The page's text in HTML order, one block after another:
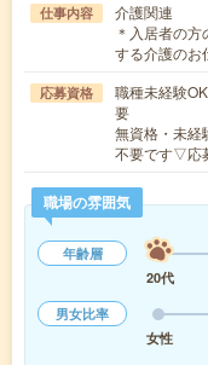
仕事内容
介護関連
＊入居者の
する介護の
応募資格
職種未経験
要
無資格・未
不要です▽応
職場の雰囲気
年齢層
20代
男女比率
女性